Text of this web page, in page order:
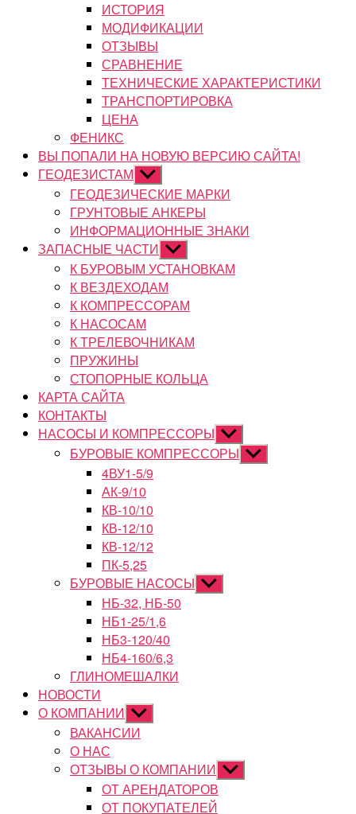
ИСТОРИЯ
МОДИФИКАЦИИ
ОТЗЫВЫ
СРАВНЕНИЕ
ТЕХНИЧЕСКИЕ ХАРАКТЕРИСТИКИ
ТРАНСПОРТИРОВКА
ЦЕНА
ФЕНИКС
ВЫ ПОПАЛИ НА НОВУЮ ВЕРСИЮ САЙТА!
ГЕОДЕЗИСТАМ Показывать
подменю
ГЕОДЕЗИЧЕСКИЕ МАРКИ
ГРУНТОВЫЕ АНКЕРЫ
ИНФОРМАЦИОННЫЕ ЗНАКИ
ЗАПАСНЫЕ ЧАСТИ Показывать
подменю
К БУРОВЫМ УСТАНОВКАМ
К ВЕЗДЕХОДАМ
К КОМПРЕССОРАМ
К НАСОСАМ
К ТРЕЛЕВОЧНИКАМ
ПРУЖИНЫ
СТОПОРНЫЕ КОЛЬЦА
КАРТА САЙТА
КОНТАКТЫ
НАСОСЫ И КОМПРЕССОРЫ Показывать
подменю
БУРОВЫЕ КОМПРЕССОРЫ Показывать
подменю
4ВУ1-5/9
АК-9/10
КВ-10/10
КВ-12/10
КВ-12/12
ПК-5,25
БУРОВЫЕ НАСОСЫ Показывать
подменю
НБ-32, НБ-50
НБ1-25/1,6
НБ3-120/40
НБ4-160/6,3
ГЛИНОМЕШАЛКИ
НОВОСТИ
О КОМПАНИИ Показывать
подменю
ВАКАНСИИ
О НАС
ОТЗЫВЫ О КОМПАНИИ Показывать
подменю
ОТ АРЕНДАТОРОВ
ОТ ПОКУПАТЕЛЕЙ